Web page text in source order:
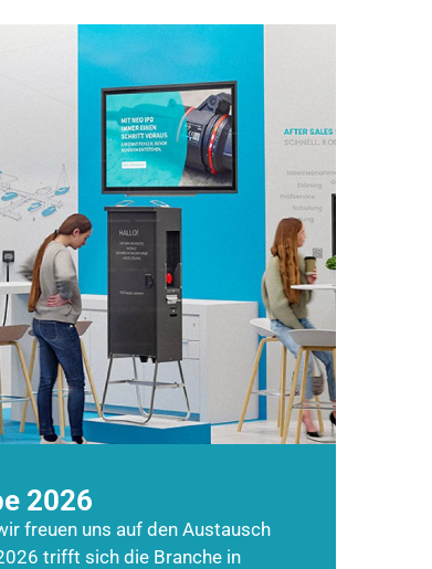
2026
freuen uns auf den Austausch
trifft sich die Branche in